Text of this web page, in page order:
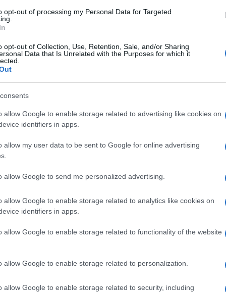
opt-out of processing my Personal Data for Targeted
opt-out of Collection, Use, Retention, Sale, and/or Sharing
Data that Is Unrelated with the Purposes for which it
allow Google to enable storage related to advertising like cookies on
identifiers in apps.
allow my user data to be sent to Google for online advertising
allow Google to send me personalized advertising.
allow Google to enable storage related to analytics like cookies on
identifiers in apps.
allow Google to enable storage related to functionality of the website
allow Google to enable storage related to personalization.
allow Google to enable storage related to security, including
Ford, Hyundai και Toyota από τον Euro
αξιολογήσεις ασφαλείας πέντε νέων αυτοκινήτων. Το Ford
5 και το TUCSON της Hyundai και το Toyota...
την Παγκόσμια Ημέρα Ωκεανών
από την Hyundai Motor Europe την Παγκόσμια Ημέρα
την Ιθάκη. Η Hyundai Motor αποδεικνύει τη δέσμευσή
καινοτομιών στην ηλεκτροκίνηση
στην ηλεκτροκίνηση. Από τα υβριδικά στις κυψέλες
και τρεις δεκαετίες βρίσκεται στην πρώτη γραμμή